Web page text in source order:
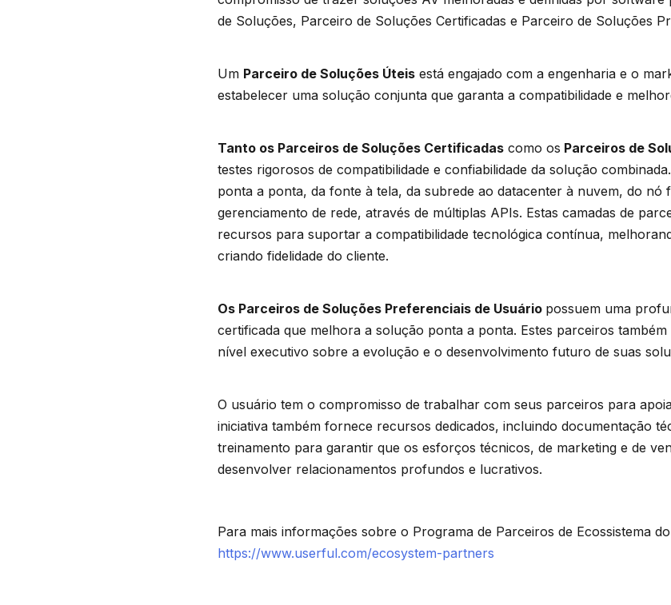
de Soluções, Parceiro de Soluções Certificadas e Parceiro de Soluções
Um Parceiro de Soluções Úteis está engajado com a engenharia e o
estabelecer uma solução conjunta que garanta a compatibilidade e
Tanto os Parceiros de Soluções Certificadas como os Parceiros de
testes rigorosos de compatibilidade e confiabilidade da solução
ponta a ponta, da fonte à tela, da subrede ao datacenter à nuvem, do nó
gerenciamento de rede, através de múltiplas APIs. Estas camadas de
recursos para suportar a compatibilidade tecnológica contínua,
criando fidelidade do cliente.
Os Parceiros de Soluções Preferenciais de Usuário possuem uma
certificada que melhora a solução ponta a ponta. Estes parceiros
nível executivo sobre a evolução e o desenvolvimento futuro de suas
O usuário tem o compromisso de trabalhar com seus parceiros para
iniciativa também fornece recursos dedicados, incluindo documentação
treinamento para garantir que os esforços técnicos, de marketing e de
desenvolver relacionamentos profundos e lucrativos.
Para mais informações sobre o Programa de Parceiros de Ecossistema
https://www.userful.com/ecosystem-partners